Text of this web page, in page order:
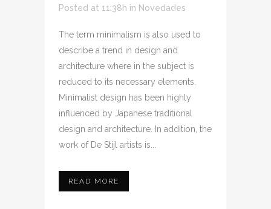
Posted at 11:38h in Novedades
The term minimalism is also used to
describe a trend in design and
architecture where in the subject is
reduced to its necessary elements.
Minimalist design has been highly
influenced by Japanese traditional
design and architecture. In addition, the
work of De Stijl artists is...
READ MORE